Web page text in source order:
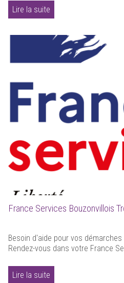
Lire la suite
France Services Bouzonvillois
Besoin d'aide pour vos
Rendez-vous dans votre France
Lire la suite